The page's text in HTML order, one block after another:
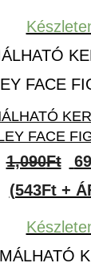
FACE
1,090Ft
(543Ft +